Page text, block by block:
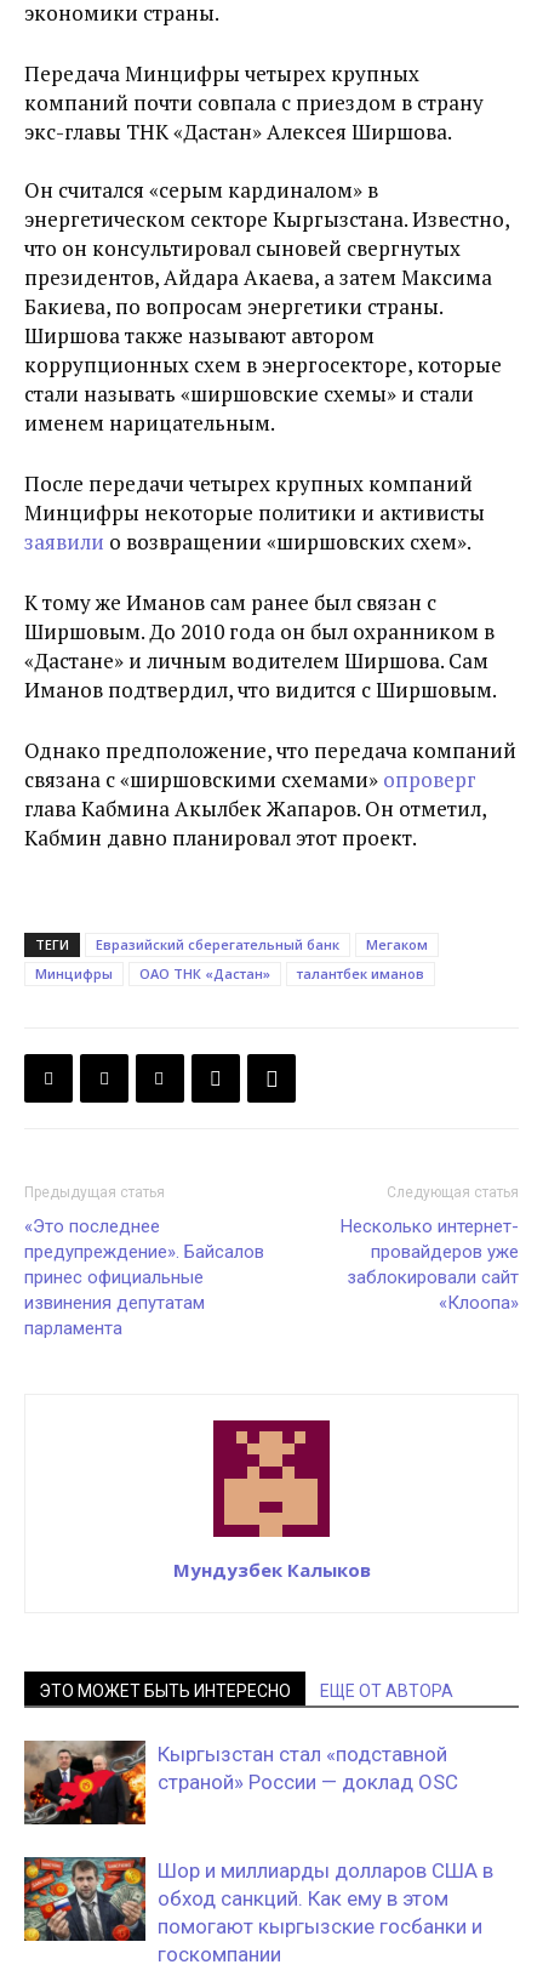
экономики страны.
Передача Минцифры четырех крупных
компаний почти совпала с приездом в страну
экс-главы ТНК «Дастан» Алексея Ширшова.
Он считался «серым кардиналом» в
энергетическом секторе Кыргызстана. Известно,
что он консультировал сыновей свергнутых
президентов, Айдара Акаева, а затем Максима
Бакиева, по вопросам энергетики страны.
Ширшова также называют автором
коррупционных схем в энергосекторе, которые
стали называть «ширшовские схемы» и стали
именем нарицательным.
После передачи четырех крупных компаний
Минцифры некоторые политики и активисты
заявили о возвращении «ширшовских схем».
К тому же Иманов сам ранее был связан с
Ширшовым. До 2010 года он был охранником в
«Дастане» и личным водителем Ширшова. Сам
Иманов подтвердил, что видится с Ширшовым.
Однако предположение, что передача компаний
связана с «ширшовскими схемами» опроверг
глава Кабмина Акылбек Жапаров. Он отметил,
Кабмин давно планировал этот проект.
ТЕГИ Евразийский сберегательный банк
Мегаком
Минцифры
ОАО ТНК «Дастан» талантбек иманов
Предыдущая статья
«Это последнее
предупреждение». Байсалов
принес официальные
извинения депутатам
парламента
Следующая статья
Несколько интернет-
провайдеров уже
заблокировали сайт
«Клоопа»
Мундузбек Калыков
ЭТО МОЖЕТ БЫТЬ ИНТЕРЕСНО ЕЩЕ ОТ АВТОРА
Кыргызстан стал «подставной
страной» России — доклад OSC
Шор и миллиарды долларов США в
обход санкций. Как ему в этом
помогают кыргызские госбанки и
госкомпании